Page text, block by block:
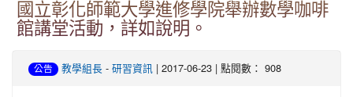
國立彰化師範大學進修學院舉辦數學咖啡
館講堂活動，詳如說明。
公告 教學組長 - 研習資訊 | 2017-06-23 | 點閱數： 908